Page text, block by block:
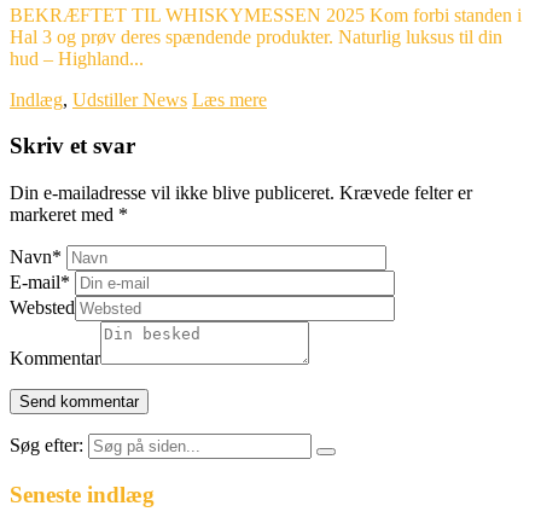
BEKRÆFTET TIL WHISKYMESSEN 2025 Kom forbi standen i
Hal 3 og prøv deres spændende produkter. Naturlig luksus til din
hud – Highland...
Indlæg, Udstiller News Læs mere
Skriv et svar
Din e-mailadresse vil ikke blive publiceret. Krævede felter er
markeret med *
Navn*
E-mail*
Websted
Kommentar
Søg efter:
Seneste indlæg